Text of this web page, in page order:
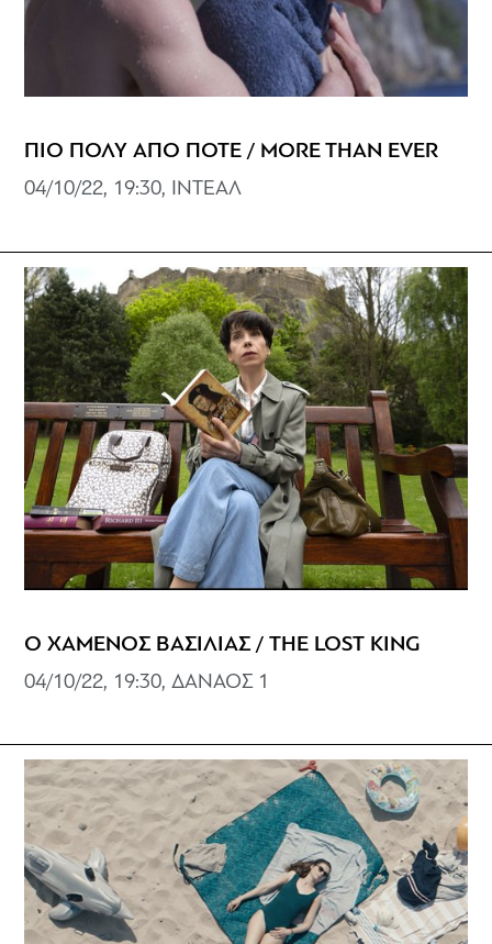
ΠΙΟ ΠΟΛΥ ΑΠΟ ΠΟΤΕ / MORE THAN EVER
04/10/22, 19:30, ΙNTEAΛ
Ο ΧΑΜΕΝΟΣ ΒΑΣΙΛΙΑΣ / THE LOST KING
04/10/22, 19:30, ΔΑΝΑΟΣ 1